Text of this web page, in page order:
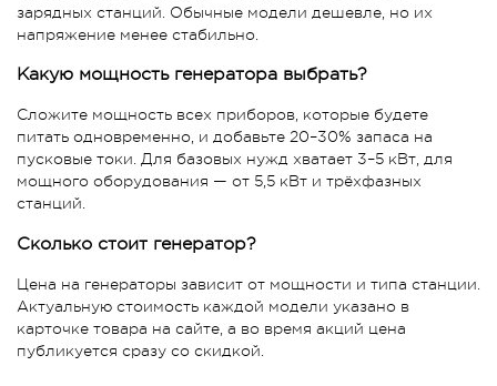
зарядных станций. Обычные модели дешевле, но их
напряжение менее стабильно.
Какую мощность генератора выбрать?
Сложите мощность всех приборов, которые будете
питать одновременно, и добавьте 20–30% запаса на
пусковые токи. Для базовых нужд хватает 3–5 кВт, для
мощного оборудования — от 5,5 кВт и трёхфазных
станций.
Сколько стоит генератор?
Цена на генераторы зависит от мощности и типа станции.
Актуальную стоимость каждой модели указано в
карточке товара на сайте, а во время акций цена
публикуется сразу со скидкой.